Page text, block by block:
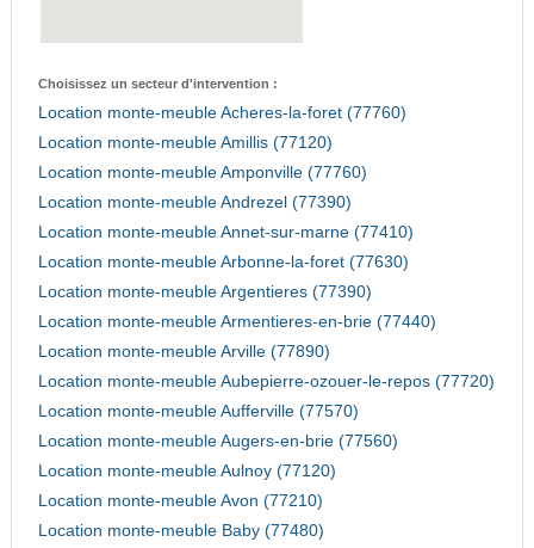
Choisissez un secteur d'intervention :
Location monte-meuble Acheres-la-foret (77760)
Location monte-meuble Amillis (77120)
Location monte-meuble Amponville (77760)
Location monte-meuble Andrezel (77390)
Location monte-meuble Annet-sur-marne (77410)
Location monte-meuble Arbonne-la-foret (77630)
Location monte-meuble Argentieres (77390)
Location monte-meuble Armentieres-en-brie (77440)
Location monte-meuble Arville (77890)
Location monte-meuble Aubepierre-ozouer-le-repos (77720)
Location monte-meuble Aufferville (77570)
Location monte-meuble Augers-en-brie (77560)
Location monte-meuble Aulnoy (77120)
Location monte-meuble Avon (77210)
Location monte-meuble Baby (77480)